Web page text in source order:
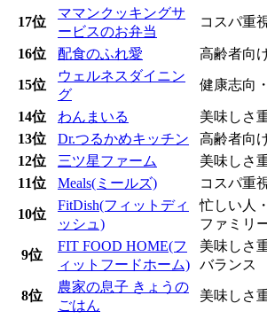
17位
ママンクッキングサ
ービスのお弁当
コスパ重
16位 配食のふれ愛 高齢者向
15位
ウェルネスダイニン
グ
健康志向
14位 わんまいる
美味しさ
13位
Dr.つるかめキッチン
高齢者向
12位
三ツ星ファーム
美味しさ
11位
Meals(ミールズ) コスパ重
10位
FitDish(フィットディ
ッシュ)
忙しい人
ファミリ
9位
FIT FOOD HOME(フ
ィットフードホーム)
美味しさ
バランス
8位
農家の息子 きょうの
ごはん
美味しさ